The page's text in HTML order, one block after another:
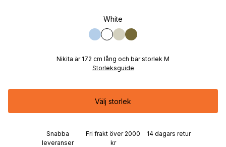
White
Nikita är 172 cm lång och bär storlek M
Storleksguide
Välj storlek
Snabba
leveranser
Fri frakt över 2000
kr
14 dagars retur